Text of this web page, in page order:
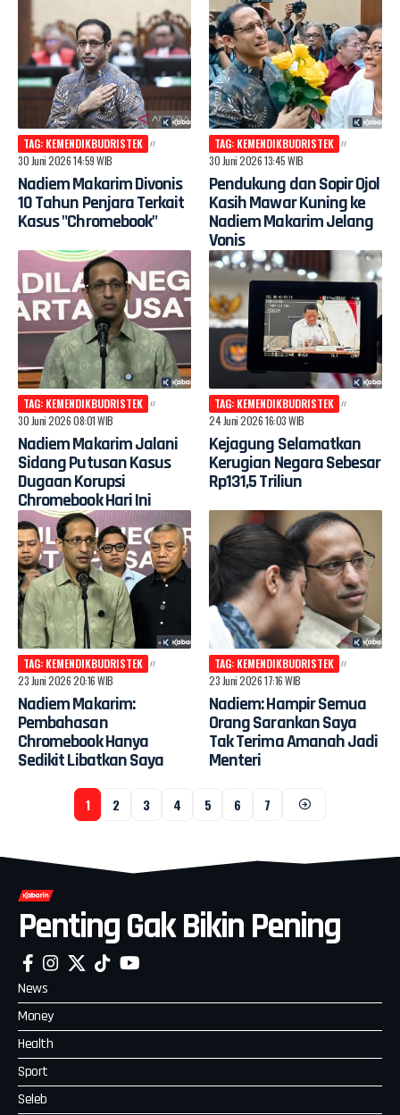
TAG: KEMENDIKBUDRISTEK
30 Juni 2026 14:59 WIB
Nadiem Makarim Divonis
10 Tahun Penjara Terkait
Kasus "Chromebook"
TAG: KEMENDIKBUDRISTEK
30 Juni 2026 13:45 WIB
Pendukung dan Sopir Ojol
Kasih Mawar Kuning ke
Nadiem Makarim Jelang
Vonis
TAG: KEMENDIKBUDRISTEK
30 Juni 2026 08:01 WIB
Nadiem Makarim Jalani
Sidang Putusan Kasus
Dugaan Korupsi
Chromebook Hari Ini
TAG: KEMENDIKBUDRISTEK
24 Juni 2026 16:03 WIB
Kejagung Selamatkan
Kerugian Negara Sebesar
Rp131,5 Triliun
TAG: KEMENDIKBUDRISTEK
23 Juni 2026 20:16 WIB
Nadiem Makarim:
Pembahasan
Chromebook Hanya
Sedikit Libatkan Saya
TAG: KEMENDIKBUDRISTEK
23 Juni 2026 17:16 WIB
Nadiem: Hampir Semua
Orang Sarankan Saya
Tak Terima Amanah Jadi
Menteri
1 2 3 4 5 6 7
Penting Gak Bikin Pening
News
Money
Health
Sport
Seleb